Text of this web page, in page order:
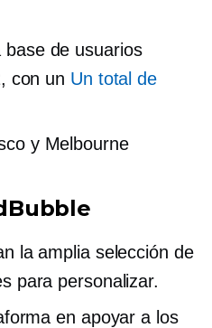
base de usuarios
con un Un total de
y Melbourne
la amplia selección de
para personalizar.
en apoyar a los